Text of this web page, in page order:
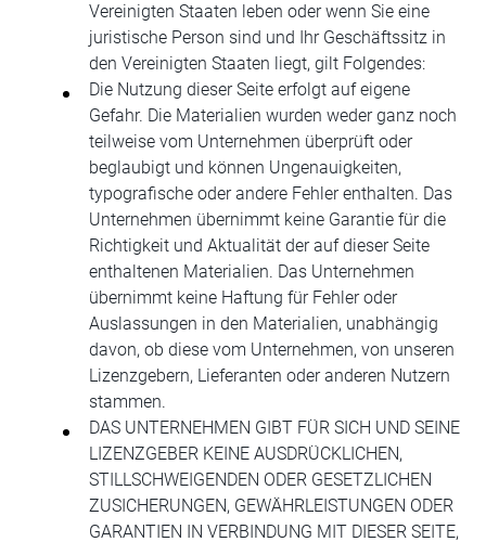
Vereinigten Staaten leben oder wenn Sie eine
juristische Person sind und Ihr Geschäftssitz in
den Vereinigten Staaten liegt, gilt Folgendes:
Die Nutzung dieser Seite erfolgt auf eigene
Gefahr. Die Materialien wurden weder ganz noch
teilweise vom Unternehmen überprüft oder
beglaubigt und können Ungenauigkeiten,
typografische oder andere Fehler enthalten. Das
Unternehmen übernimmt keine Garantie für die
Richtigkeit und Aktualität der auf dieser Seite
enthaltenen Materialien. Das Unternehmen
übernimmt keine Haftung für Fehler oder
Auslassungen in den Materialien, unabhängig
davon, ob diese vom Unternehmen, von unseren
Lizenzgebern, Lieferanten oder anderen Nutzern
stammen.
DAS UNTERNEHMEN GIBT FÜR SICH UND SEINE
LIZENZGEBER KEINE AUSDRÜCKLICHEN,
STILLSCHWEIGENDEN ODER GESETZLICHEN
ZUSICHERUNGEN, GEWÄHRLEISTUNGEN ODER
GARANTIEN IN VERBINDUNG MIT DIESER SEITE,